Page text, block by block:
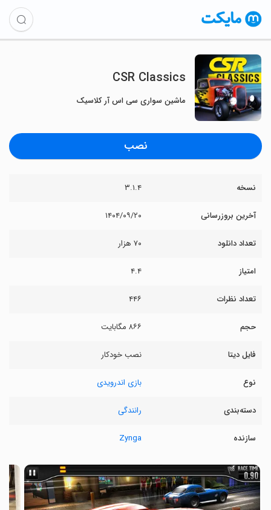
CSR Classics
ماشین سواری سی اس آر کلاسیک
نصب
نسخه ۳.۱.۴
آخرین بروزرسانی ۱۴۰۴/۰۹/۲۰
تعداد دانلود ۷۰ هزار
امتیاز ۴.۴
تعداد نظرات ۴۴۶
حجم ۸۶۶ مگابایت
فایل دیتا نصب خودکار
نوع بازی اندرویدی
دسته‌بندی رانندگی
سازنده Zynga